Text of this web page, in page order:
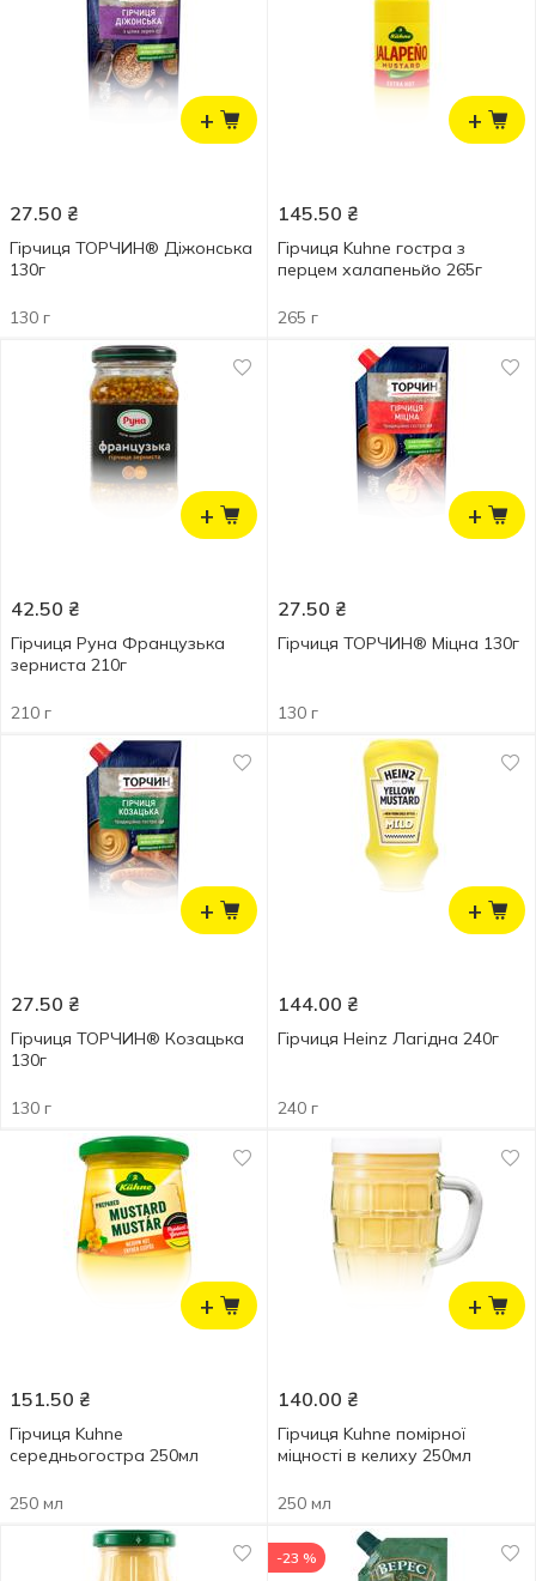
+
27.50 ₴
Гірчиця ТОРЧИН® Діжонська
130г
130 г
+
145.50 ₴
Гірчиця Kuhne гостра з
перцем халапеньйо 265г
265 г
+
42.50 ₴
Гірчиця Руна Французька
зерниста 210г
210 г
+
27.50 ₴
Гірчиця ТОРЧИН® Міцна 130г
130 г
+
27.50 ₴
Гірчиця ТОРЧИН® Козацька
130г
130 г
+
144.00 ₴
Гірчиця Heinz Лагідна 240г
240 г
+
151.50 ₴
Гірчиця Kuhne
середньогостра 250мл
250 мл
+
140.00 ₴
Гірчиця Kuhne помірної
міцності в келиху 250мл
250 мл
-23 %